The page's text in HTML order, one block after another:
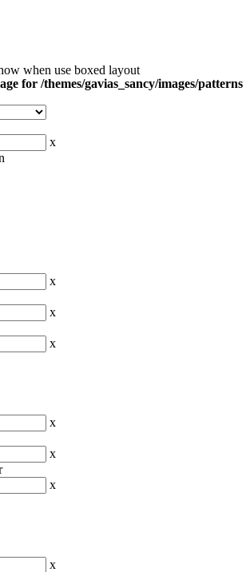
when use boxed layout
for /themes/gavias_sancy/images/patterns
x
x
x
x
x
x
x
x